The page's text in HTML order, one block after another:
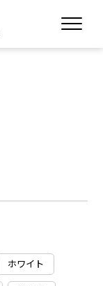
ホワイト